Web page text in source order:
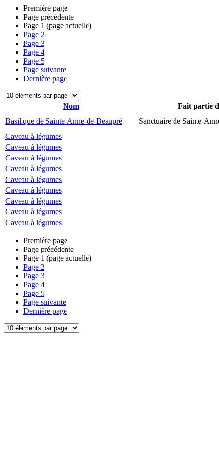
Première page
Page précédente
Page 1 (page actuelle)
Page 2
Page 3
Page 4
Page 5
Page suivante
Dernière page
Nom
Fait partie
Basilique de Sainte-Anne-de-Beaupré
Sanctuaire de Sainte-
Caveau à légumes
Caveau à légumes
Caveau à légumes
Caveau à légumes
Caveau à légumes
Caveau à légumes
Caveau à légumes
Caveau à légumes
Caveau à légumes
Première page
Page précédente
Page 1 (page actuelle)
Page 2
Page 3
Page 4
Page 5
Page suivante
Dernière page